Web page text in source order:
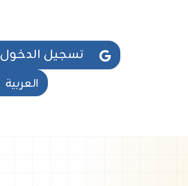
تسجيل الدخول
العربية